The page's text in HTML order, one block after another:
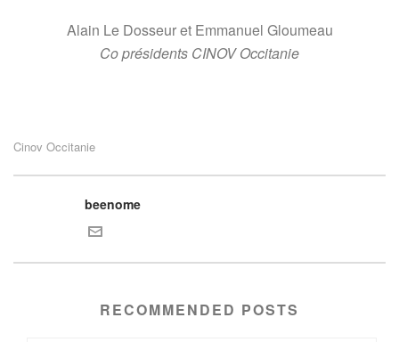
Alain Le Dosseur et Emmanuel Gloumeau
Co présidents CINOV Occitanie
Cinov Occitanie
beenome
RECOMMENDED POSTS